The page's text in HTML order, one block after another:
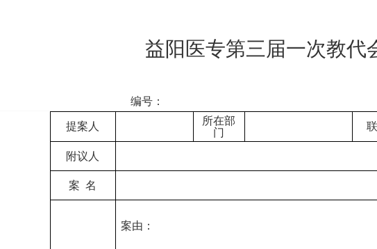
益阳医专第三届一次教代
编号：
提案人
所在部
门
附议人
案 名
案由：